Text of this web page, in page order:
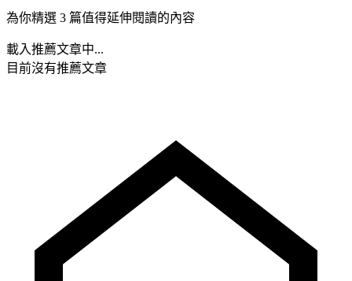
為你精選 3 篇值得延伸閱讀的內容
載入推薦文章中...
目前沒有推薦文章